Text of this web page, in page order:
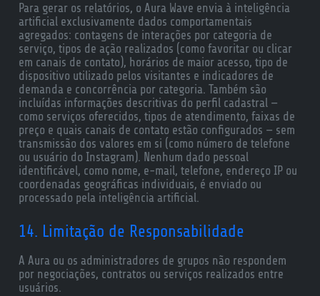
Para gerar os relatórios, o Aura Wave envia à inteligência
artificial exclusivamente dados comportamentais
agregados: contagens de interações por categoria de
serviço, tipos de ação realizados (como favoritar ou clicar
em canais de contato), horários de maior acesso, tipo de
dispositivo utilizado pelos visitantes e indicadores de
demanda e concorrência por categoria. Também são
incluídas informações descritivas do perfil cadastral —
como serviços oferecidos, tipos de atendimento, faixas de
preço e quais canais de contato estão configurados — sem
transmissão dos valores em si (como número de telefone
ou usuário do Instagram). Nenhum dado pessoal
identificável, como nome, e-mail, telefone, endereço IP ou
coordenadas geográficas individuais, é enviado ou
processado pela inteligência artificial.
14. Limitação de Responsabilidade
A Aura ou os administradores de grupos não respondem
por negociações, contratos ou serviços realizados entre
usuários.